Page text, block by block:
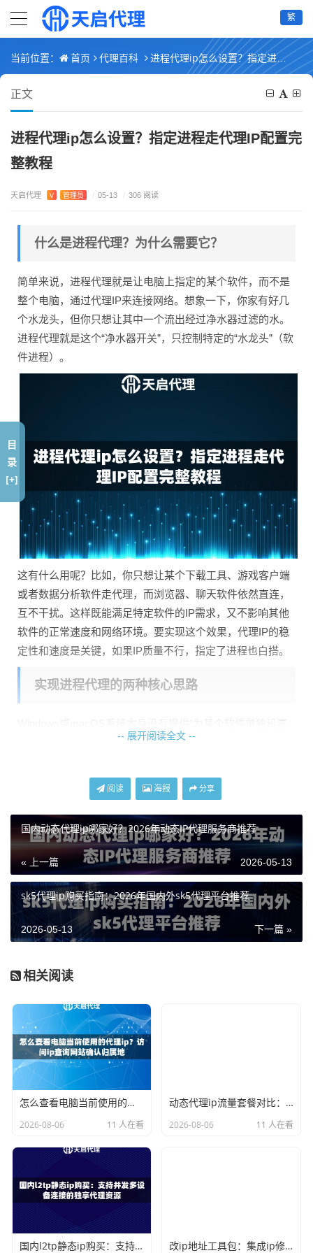
繁
当前位置： 首页 代理百科 进程代理ip怎么设置？指定进程走代理IP配置完整教程
正文
进程代理ip怎么设置？指定进程走代理IP配置完
整教程
天启代理 V 管理员 / 05-13 / 306 阅读
什么是进程代理？为什么需要它？
简单来说，进程代理就是让电脑上指定的某个软件，而不是
整个电脑，通过代理IP来连接网络。想象一下，你家有好几
个水龙头，但你只想让其中一个流出经过净水器过滤的水。
进程代理就是这个“净水器开关”，只控制特定的“水龙头”（软
件进程）。
这有什么用呢？比如，你只想让某个下载工具、游戏客户端
或者数据分析软件走代理，而浏览器、聊天软件依然直连，
互不干扰。这样既能满足特定软件的IP需求，又不影响其他
软件的正常速度和网络环境。要实现这个效果，代理IP的稳
定性和速度是关键，如果IP质量不行，指定了进程也白搭。
实现进程代理的两种核心思路
代理”的图形化开关。我们需要一些“曲线救国”的方法，主要
思路一：利用代理客户端进行“流量分流”。这是最主流和推
r、Clash等），这类软件就像一个智能交通指挥中心。你可
以在客户端里设置好代理服务器（填入从天启代理获取的I
P、端口、用户名和密码），然后建立规则，指定哪些程序
的网络流量必须走你设置的代理线路，其他程序则直接放
行。
思路二：修改特定软件的启动命令或配置。有些软件自身支
持通过命令行参数或配置文件来指定代理。比如，在启动命
法通用性不强，不是每个软件都支持。
对于绝大多数用户，
思路一（使用代理客户端）是唯一可行
且通用的解决方案。下面我们就以这种方法展开详细教程。
准备工作：获取高质量的代理IP资源
巧妇难为无米之炊。在设置之前，你得先有稳定可靠的代理I
P。这里推荐使用
天启代理的服务。天启代理提供运营商正
议，这意味着它能兼容几乎所有的代理客户端和软件设置。
为什么强调质量？因为进程代理的核心是“指定”，如果IP本
身不稳定、速度慢或可用率低，那么无论你怎么设置规则，
目标软件都会卡顿、掉线，失去使用代理的意义。天启代理
拥有全国200+城市节点，自建机房纯净网络，IP可用率≥9
-- 展开阅读全文 --
阅读 海报 分享
国内动态代理ip哪家好？2026年动态IP代理服务商推荐
« 上一篇 2026-05-13
sk5代理ip购买指南：2026年国内外sk5代理平台推荐
下一篇 »
2026-05-13
相关阅读
怎么查看电脑当前使用的代理ip？访问ip查询网站确认归属地
2026-08-06 11 人在看
动态代理ip流量套餐对比：10G、100G、无限流量的选择建议
2026-08-06 11 人在看
国内l2tp静态ip购买：支持并发多设备连接的独享代理资源 改ip地址工具包：集成ip修改、mac伪装、浏览器指纹的一体化软件
目
录
[+]